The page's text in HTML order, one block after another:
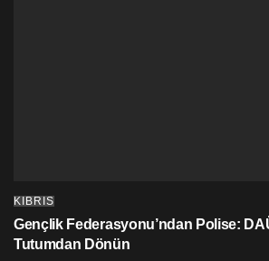
KIBRIS
Gençlik Federasyonu’ndan Polise:
Tutumdan Dönün